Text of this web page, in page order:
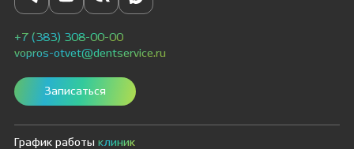
+7 (383) 308-00-00
vopros-otvet@dentservice.ru
Записаться
График работы клиник